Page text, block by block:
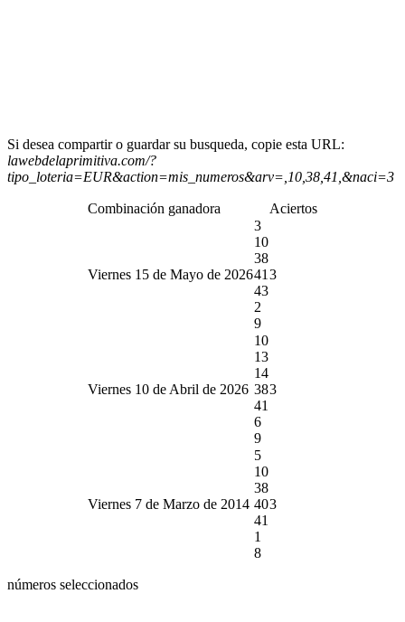
Si desea compartir o guardar su busqueda, copie esta URL:
lawebdelaprimitiva.com/?
tipo_loteria=EUR&action=mis_numeros&arv=,10,38,41,&naci=3
Combinación ganadora Aciertos
Viernes 15 de Mayo de 2026
3
10
38
41
43
2
9
3
Viernes 10 de Abril de 2026
10
13
14
38
41
6
9
3
Viernes 7 de Marzo de 2014
5
10
38
40
41
1
8
3
números seleccionados